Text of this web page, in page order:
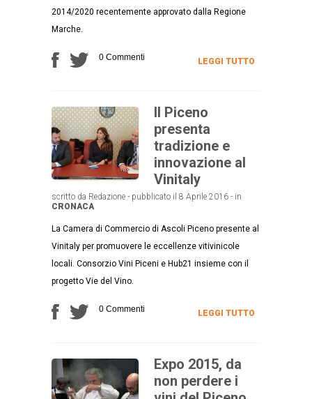
2014/2020 recentemente approvato dalla Regione
Marche.
0 Commenti LEGGI TUTTO
Il Piceno
presenta
tradizione e
innovazione al
Vinitaly
scritto da Redazione - pubblicato il 8 Aprile 2016 - in
CRONACA
La Camera di Commercio di Ascoli Piceno presente al
Vinitaly per promuovere le eccellenze vitivinicole
locali. Consorzio Vini Piceni e Hub21 insieme con il
progetto Vie del Vino.
0 Commenti LEGGI TUTTO
Expo 2015, da
non perdere i